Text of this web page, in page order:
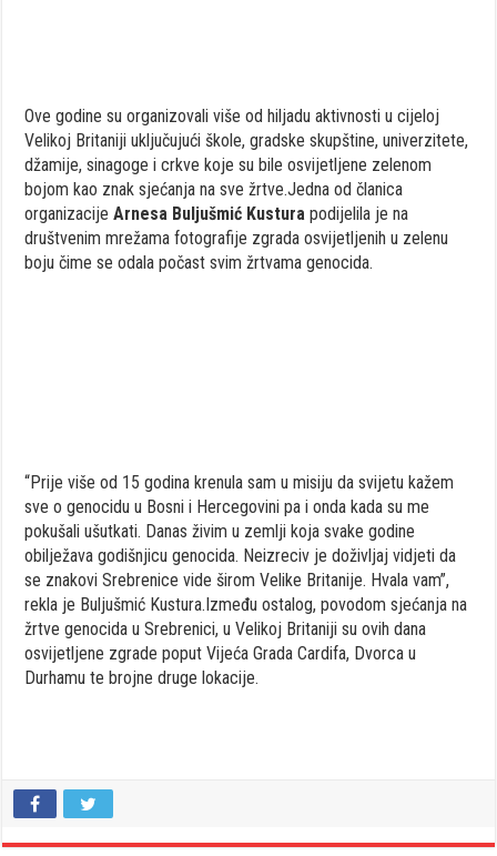
Ove godine su organizovali više od hiljadu aktivnosti u cijeloj
Velikoj Britaniji uključujući škole, gradske skupštine, univerzitete,
džamije, sinagoge i crkve koje su bile osvijetljene zelenom
bojom kao znak sjećanja na sve žrtve.Jedna od članica
organizacijeArnesa Buljušmić Kustura podijelila je na
društvenim mrežama fotografije zgrada osvijetljenih u zelenu
boju čime se odala počast svim žrtvama genocida.
“Prije više od 15 godina krenula sam u misiju da svijetu kažem
sve o genocidu u Bosni i Hercegovini pa i onda kada su me
pokušali ušutkati. Danas živim u zemlji koja svake godine
obilježava godišnjicu genocida. Neizreciv je doživljaj vidjeti da
se znakovi Srebrenice vide širom Velike Britanije. Hvala vam”,
rekla je Buljušmić Kustura.Između ostalog, povodom sjećanja na
žrtve genocida u Srebrenici, u Velikoj Britaniji su ovih dana
osvijetljene zgrade poput Vijeća Grada Cardifa, Dvorca u
Durhamu te brojne druge lokacije.